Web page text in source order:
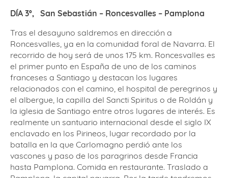
DÍA 3º, San Sebastián – Roncesvalles – Pamplona
Tras el desayuno saldremos en dirección a
Roncesvalles, ya en la comunidad foral de Navarra. El
recorrido de hoy será de unos 175 km. Roncesvalles es
el primer punto en España de uno de los caminos
franceses a Santiago y destacan los lugares
relacionados con el camino, el hospital de peregrinos y
el albergue, la capilla del Sancti Spiritus o de Roldán y
la iglesia de Santiago entre otros lugares de interés. Es
realmente un santuario internacional desde el siglo IX
enclavado en los Pirineos, lugar recordado por la
batalla en la que Carlomagno perdió ante los
vascones y paso de los paragrinos desde Francia
hasta Pamplona. Comida en restaurante. Traslado a